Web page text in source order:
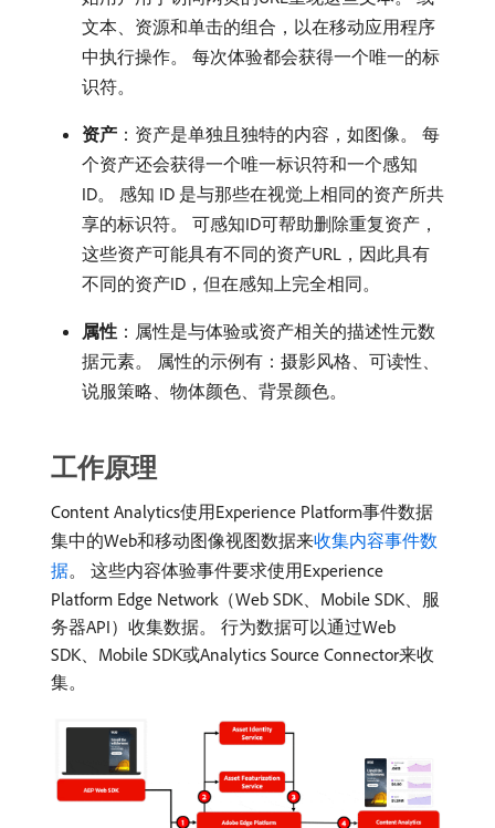
文本、资源和单击的组合，以在移动应用程序
中执行操作。 每次体验都会获得一个唯一的标
识符。
资产 ：资产是单独且独特的内容，如图像。 每
个资产还会获得一个唯一标识符和一个感知
ID。 感知 ID 是与那些在视觉上相同的资产所共
享的标识符。 可感知ID可帮助删除重复资产，
这些资产可能具有不同的资产URL，因此具有
不同的资产ID，但在感知上完全相同。
属性 ：属性是与体验或资产相关的描述性元数
据元素。 属性的示例有：摄影风格、可读性、
说服策略、物体颜色、背景颜色。
工作原理
Content Analytics使用Experience Platform事件数据
集中的Web和移动图像视图数据来收集内容事件数
据。 这些内容体验事件要求使用Experience
Platform Edge Network（Web SDK、Mobile SDK、服
务器API）收集数据。 行为数据可以通过Web
SDK、Mobile SDK或Analytics Source Connector来收
集。